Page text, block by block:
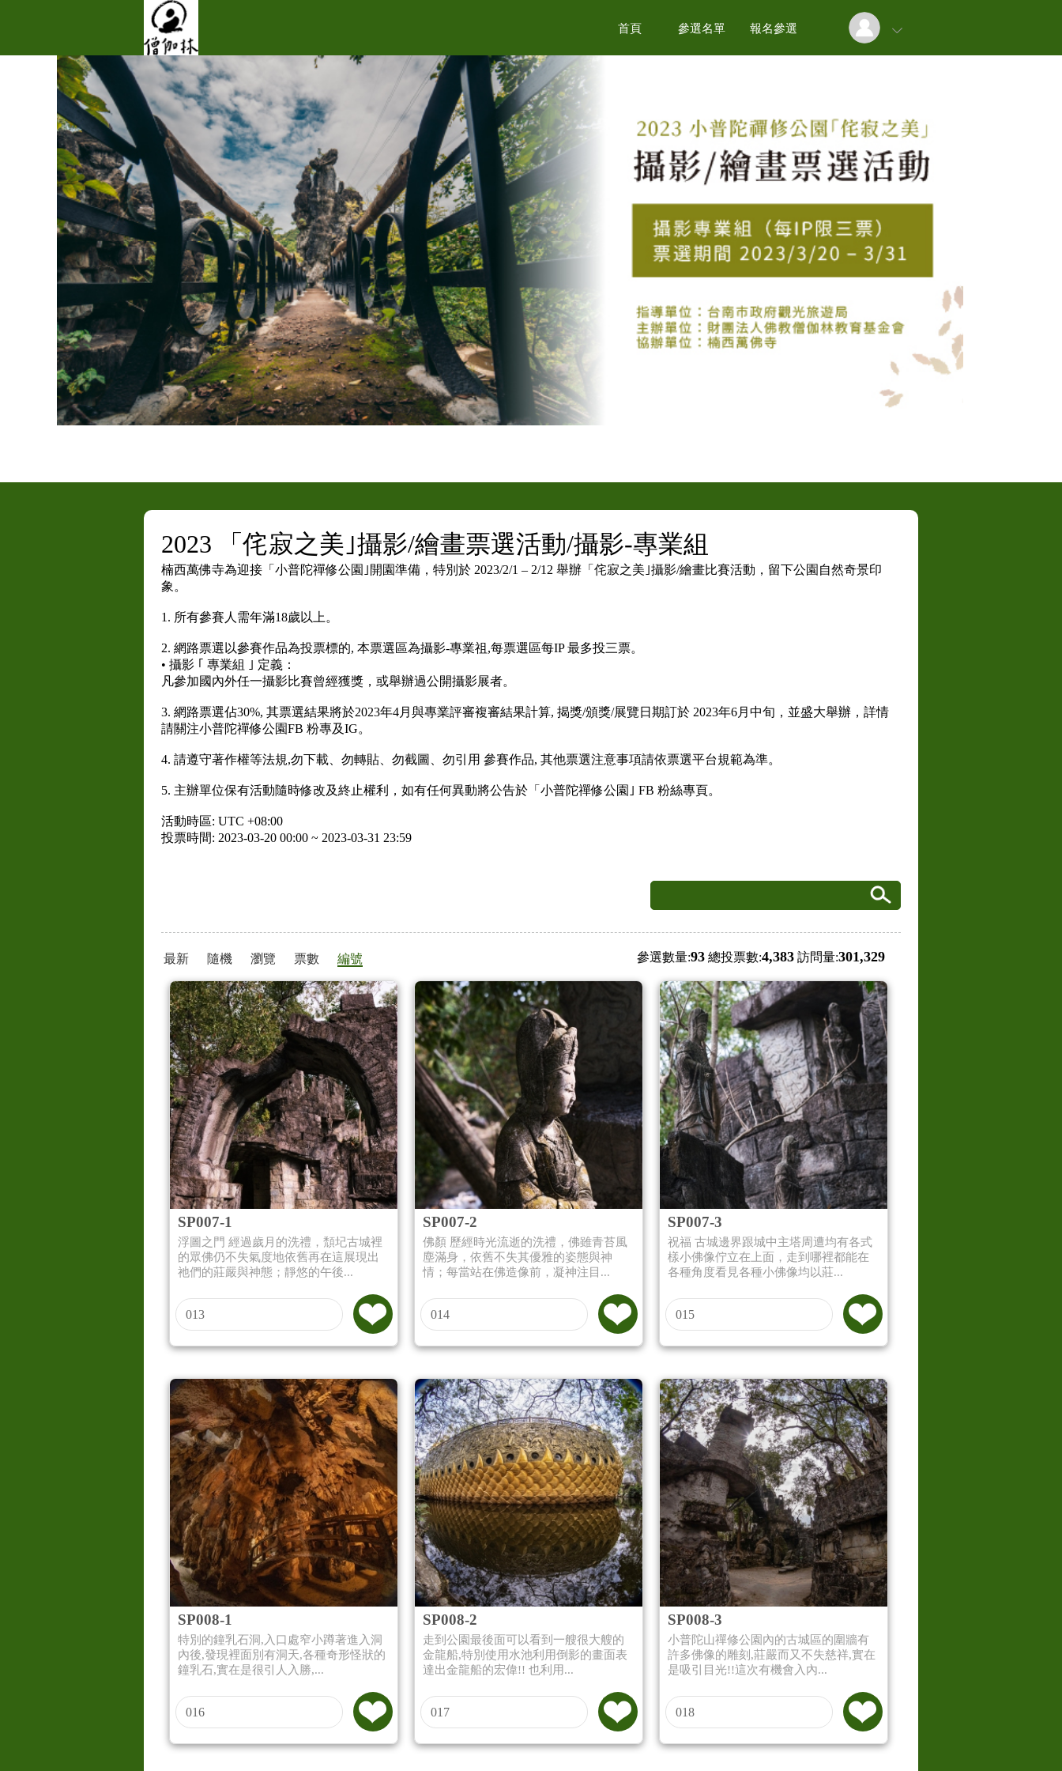
首頁 參選名單 報名參選
2023 「侘寂之美｣攝影/繪畫票選活動/攝影-專業組
楠西萬佛寺為迎接「小普陀禪修公園｣開園準備，特別於 2023/2/1 – 2/12 舉辦「侘寂之美｣攝影/繪畫比賽活動，留下公園自然奇景印
象。
1. 所有參賽人需年滿18歲以上。
2. 網路票選以參賽作品為投票標的, 本票選區為攝影-專業祖,每票選區每IP 最多投三票。
• 攝影 ｢ 專業組 ｣ 定義：
凡參加國內外任一攝影比賽曾經獲獎，或舉辦過公開攝影展者。
3. 網路票選佔30%, 其票選結果將於2023年4月與專業評審複審結果計算, 揭獎/頒獎/展覽日期訂於 2023年6月中旬，並盛大舉辦，詳情
請關注小普陀禪修公園FB 粉專及IG。
4. 請遵守著作權等法規,勿下載、勿轉貼、勿截圖、勿引用 參賽作品, 其他票選注意事項請依票選平台規範為準。
5. 主辦單位保有活動隨時修改及終止權利，如有任何異動將公告於「小普陀禪修公園｣ FB 粉絲專頁。
活動時區: UTC +08:00
投票時間: 2023-03-20 00:00 ~ 2023-03-31 23:59
最新 隨機 瀏覽 票數 編號 參選數量:93 總投票數:4,383 訪問量:301,329
SP007-1
浮圖之門 經過歲月的洗禮，頹圮古城裡
的眾佛仍不失氣度地依舊再在這展現出
祂們的莊嚴與神態；靜悠的午後...
013
SP007-2
佛顏 歷經時光流逝的洗禮，佛雖青苔風
塵滿身，依舊不失其優雅的姿態與神
情；每當站在佛造像前，凝神注目...
014
SP007-3
祝福 古城邊界跟城中主塔周遭均有各式
樣小佛像佇立在上面，走到哪裡都能在
各種角度看見各種小佛像均以莊...
015
SP008-1
特別的鐘乳石洞,入口處窄小蹲著進入洞
內後,發現裡面別有洞天,各種奇形怪狀的
鐘乳石,實在是很引人入勝,...
016
SP008-2
走到公園最後面可以看到一艘很大艘的
金龍船,特別使用水池利用倒影的畫面表
達出金龍船的宏偉!! 也利用...
017
SP008-3
小普陀山禪修公園內的古城區的圍牆有
許多佛像的雕刻,莊嚴而又不失慈祥,實在
是吸引目光!!這次有機會入內...
018